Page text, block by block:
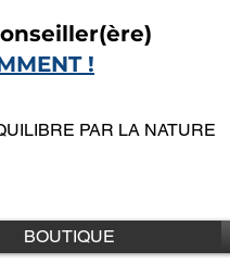
!
PAR LA NATURE
BOUTIQUE